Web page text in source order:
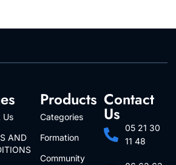
Us
AND
Products
Categories
Formation
Community
Contact
Us
05 21 30
11 48